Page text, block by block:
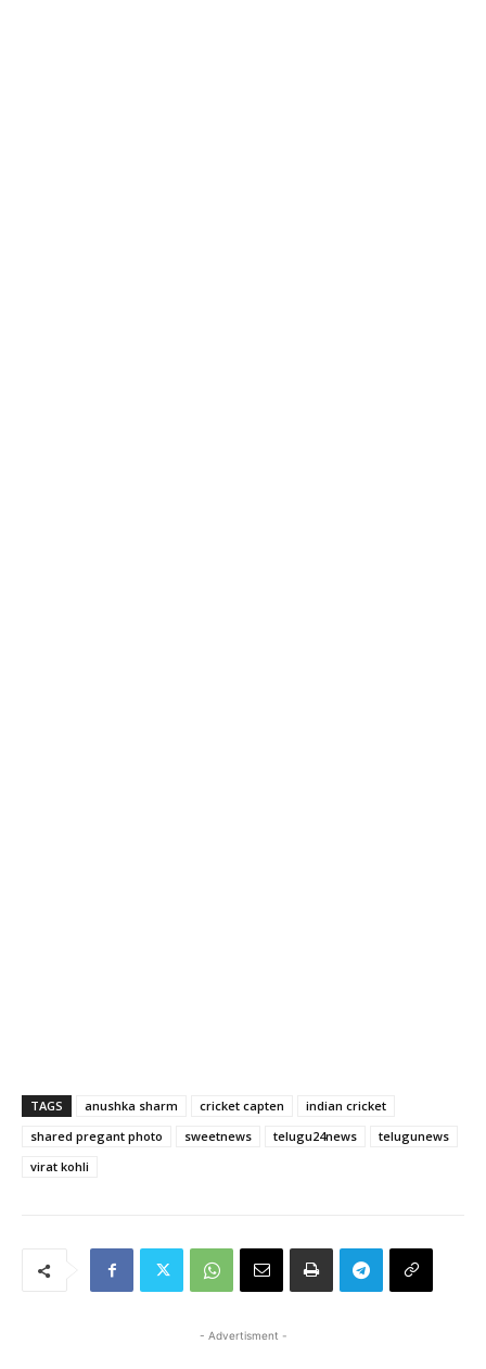
TAGS anushka sharm cricket capten
indian cricket
shared pregant photo
sweetnews telugu24news
telugunews
virat kohli
- Advertisment -